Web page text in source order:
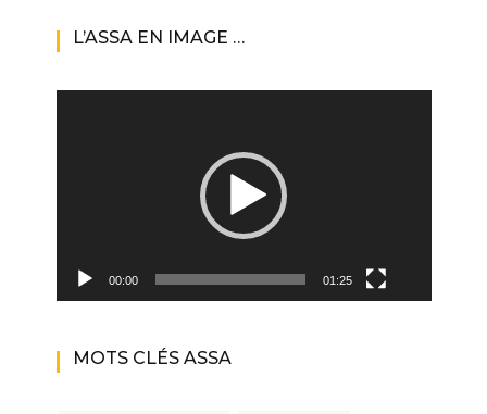
L’ASSA EN IMAGE …
00:00 01:25
MOTS CLÉS ASSA